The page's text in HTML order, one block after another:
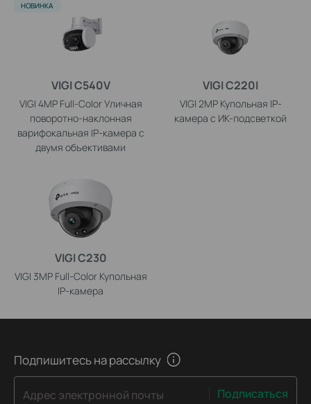
VIGI C540V
VIGI 4MP Full-Color Уличная
поворотно-наклонная
варифокальная IP-камера с
двумя объективами
НОВИНКА
VIGI C220I
VIGI 2MP Купольная IP-
камера с ИК-подсветкой
VIGI C230
VIGI 3MP Full-Color Купольная
IP-камера
Подпишитесь на рассылку
Адрес электронной почты Подписаться